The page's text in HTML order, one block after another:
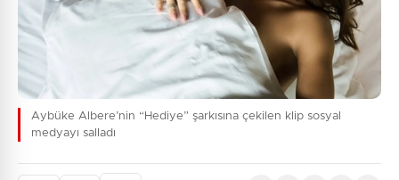
Aybüke Albere’nin “Hediye” şarkısına çekilen klip sosyal
medyayı salladı